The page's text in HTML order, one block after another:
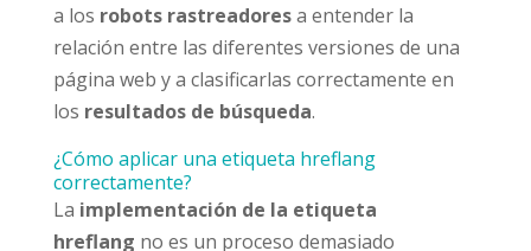
a los robots rastreadoresa entender la
relación entre las diferentes versiones de una
página web y a clasificarlas correctamente en
los resultados de búsqueda.
¿Cómo aplicar una etiqueta hreflang
correctamente?
La implementación de la etiqueta
hreflang no es un proceso demasiado